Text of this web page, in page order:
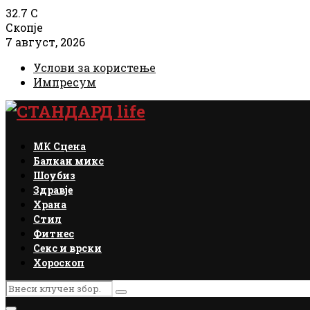
32.7 C
Скопје
7 август, 2026
Услови за користење
Импресум
Facebook
Instagram
Email
Rss
МК Сцена
Балкан микс
Шоубиз
Здравје
Храна
Стил
Фитнес
Секс и врски
Хороскоп
Search
for:
Search